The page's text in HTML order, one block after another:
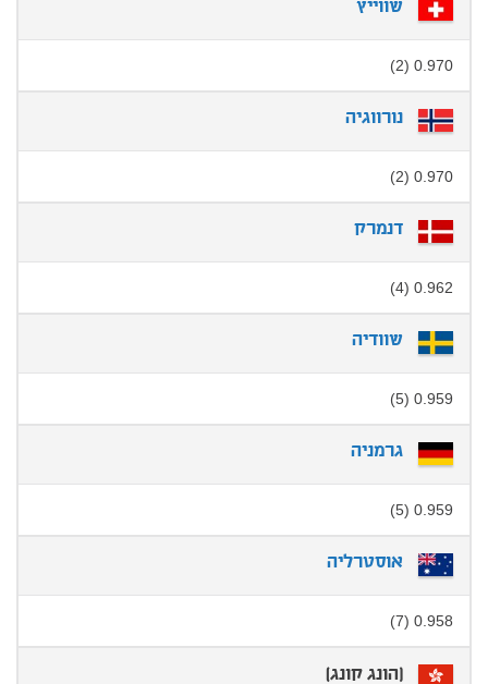
שווייץ
0.970 (2)
נורווגיה
0.970 (2)
דנמרק
0.962 (4)
שוודיה
0.959 (5)
גרמניה
0.959 (5)
אוסטרליה
0.958 (7)
[הונג קונג]